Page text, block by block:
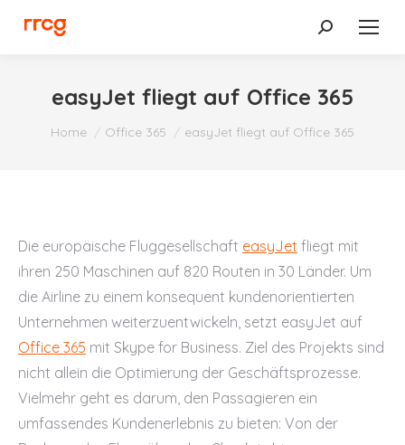
Search:
easyJet fliegt auf Office 365
You are here:
Home Office 365 easyJet fliegt auf Office 365
Die europäische Fluggesellschaft easyJet fliegt mit
ihren 250 Maschinen auf 820 Routen in 30 Länder. Um
die Airline zu einem konsequent kundenorientierten
Unternehmen weiterzuentwickeln, setzt easyJet auf
Office 365 mit Skype for Business. Ziel des Projekts sind
nicht allein die Optimierung der Geschäftsprozesse.
Vielmehr geht es darum, den Passagieren ein
umfassendes Kundenerlebnis zu bieten: Von der